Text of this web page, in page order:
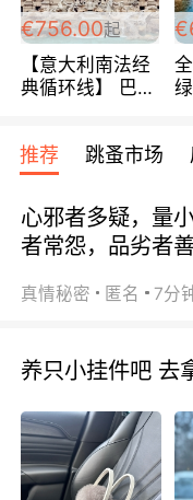
€756.00起
【意大利南法经
典循环线】 巴黎
宾馆 108欧/天起
全程756欧/位
推荐 跳蚤市场
心邪者多疑，量
者常怨，品劣者
真情秘密 匿名 7分
养只小挂件吧 去